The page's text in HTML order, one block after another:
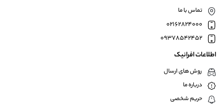
تماس با ما
02162824000
09378542452
اطلاعات افرانیک
روش های ارسال
درباره ما
حریم شخصی